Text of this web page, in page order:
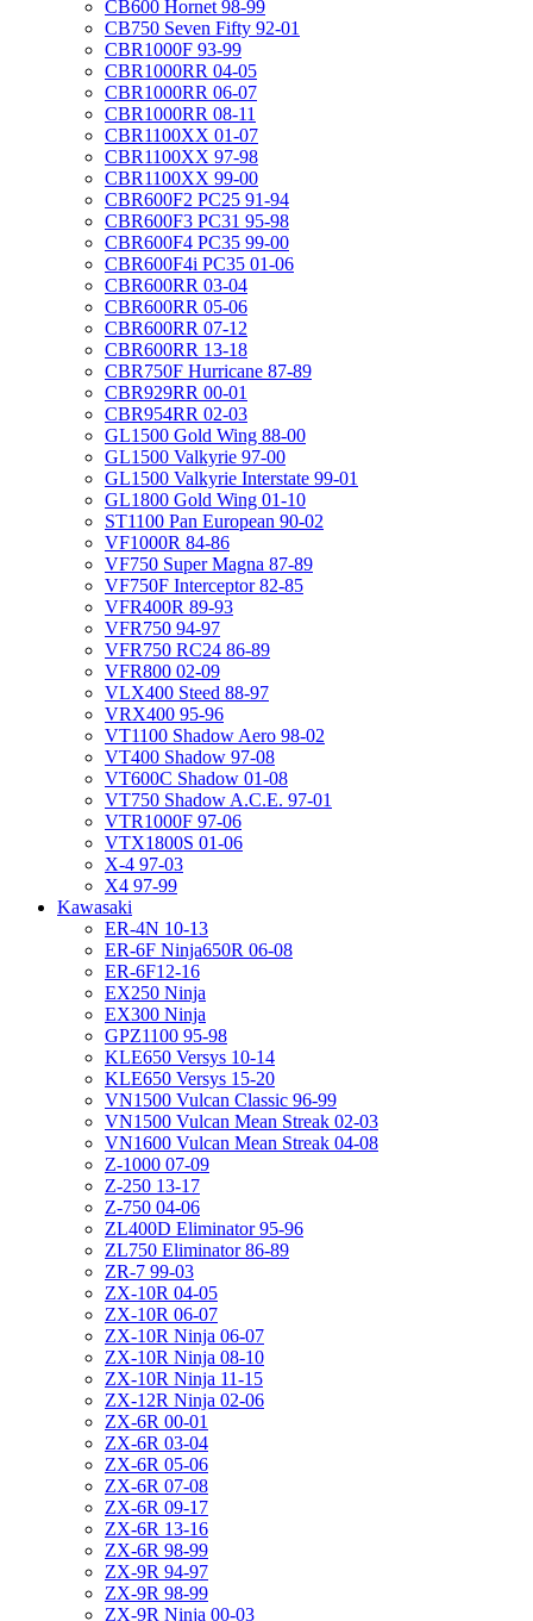
CB600 Hornet 98-99
CB750 Seven Fifty 92-01
CBR1000F 93-99
CBR1000RR 04-05
CBR1000RR 06-07
CBR1000RR 08-11
CBR1100XX 01-07
CBR1100XX 97-98
CBR1100XX 99-00
CBR600F2 PC25 91-94
CBR600F3 PC31 95-98
CBR600F4 PC35 99-00
CBR600F4i PC35 01-06
CBR600RR 03-04
CBR600RR 05-06
CBR600RR 07-12
CBR600RR 13-18
CBR750F Hurricane 87-89
CBR929RR 00-01
CBR954RR 02-03
GL1500 Gold Wing 88-00
GL1500 Valkyrie 97-00
GL1500 Valkyrie Interstate 99-01
GL1800 Gold Wing 01-10
ST1100 Pan European 90-02
VF1000R 84-86
VF750 Super Magna 87-89
VF750F Interceptor 82-85
VFR400R 89-93
VFR750 94-97
VFR750 RC24 86-89
VFR800 02-09
VLX400 Steed 88-97
VRX400 95-96
VT1100 Shadow Aero 98-02
VT400 Shadow 97-08
VT600C Shadow 01-08
VT750 Shadow A.C.E. 97-01
VTR1000F 97-06
VTX1800S 01-06
X-4 97-03
X4 97-99
Kawasaki
ER-4N 10-13
ER-6F Ninja650R 06-08
ER-6F12-16
EX250 Ninja
EX300 Ninja
GPZ1100 95-98
KLE650 Versys 10-14
KLE650 Versys 15-20
VN1500 Vulcan Classic 96-99
VN1500 Vulcan Mean Streak 02-03
VN1600 Vulcan Mean Streak 04-08
Z-1000 07-09
Z-250 13-17
Z-750 04-06
ZL400D Eliminator 95-96
ZL750 Eliminator 86-89
ZR-7 99-03
ZX-10R 04-05
ZX-10R 06-07
ZX-10R Ninja 06-07
ZX-10R Ninja 08-10
ZX-10R Ninja 11-15
ZX-12R Ninja 02-06
ZX-6R 00-01
ZX-6R 03-04
ZX-6R 05-06
ZX-6R 07-08
ZX-6R 09-17
ZX-6R 13-16
ZX-6R 98-99
ZX-9R 94-97
ZX-9R 98-99
ZX-9R Ninja 00-03